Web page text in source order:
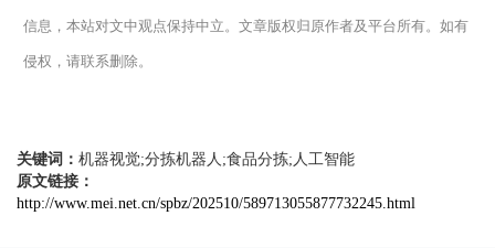
信息，本站对文中观点保持中立。文章版权归原作者及平台所有。如有
侵权，请联系删除。
关键词： 机器视觉;分拣机器人;食品分拣;人工智能
原文链接：
http://www.mei.net.cn/spbz/202510/589713055877732245.html